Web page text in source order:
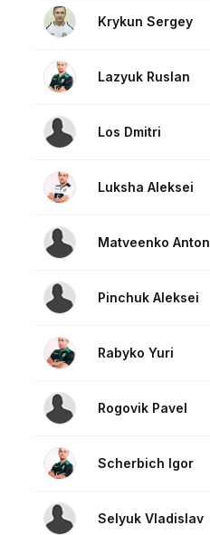
Krykun Sergey
Lazyuk Ruslan
Los Dmitri
Luksha Aleksei
Matveenko Anton
Pinchuk Aleksei
Rabyko Yuri
Rogovik Pavel
Scherbich Igor
Selyuk Vladislav